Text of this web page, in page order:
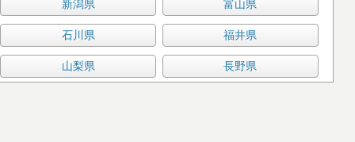
新潟県 富山県
石川県 福井県
山梨県 長野県